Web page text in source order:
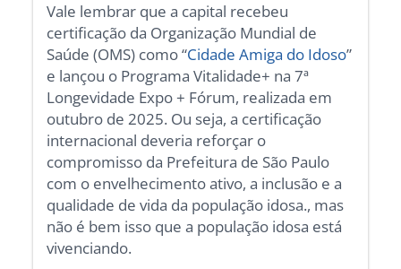
Vale lembrar que a capital recebeu
certificação da Organização Mundial de
Saúde (OMS) como “Cidade Amiga do Idoso”
e lançou o Programa Vitalidade+ na 7ª
Longevidade Expo + Fórum, realizada em
outubro de 2025. Ou seja, a certificação
internacional deveria reforçar o
compromisso da Prefeitura de São Paulo
com o envelhecimento ativo, a inclusão e a
qualidade de vida da população idosa., mas
não é bem isso que a população idosa está
vivenciando.